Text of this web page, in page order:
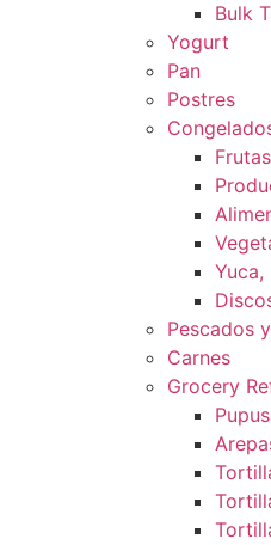
Bulk
Yogurt
Pan
Postres
Frutas
Yuca,
Pescados
Carnes
Grocery